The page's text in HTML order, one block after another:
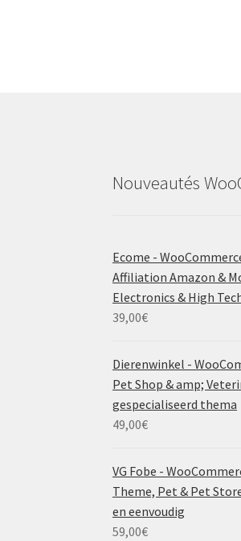
Nouveautés
Ecome -
Affiliation Amazon &
Electronics & High
39,00€
Dierenwinkel -
Pet Shop & amp;
gespecialiseerd thema
49,00€
VG Fobe -
Theme, Pet & Pet
en eenvoudig
59,00€